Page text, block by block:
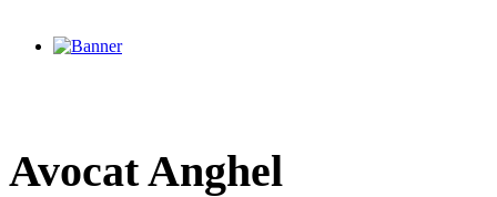
AvocatAnghel